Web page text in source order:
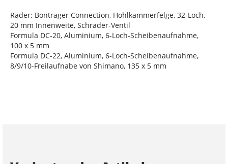
Räder: Bontrager Connection, Hohlkammerfelge, 32-Loch,
20 mm Innenweite, Schrader-Ventil
Formula DC-20, Aluminium, 6-Loch-Scheibenaufnahme,
100 x 5 mm
Formula DC-22, Aluminium, 6-Loch-Scheibenaufnahme,
8/9/10-Freilaufnabe von Shimano, 135 x 5 mm